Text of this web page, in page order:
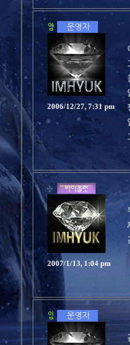
2006/12/27, 7:31 pm
2007/1/13, 1:04 pm